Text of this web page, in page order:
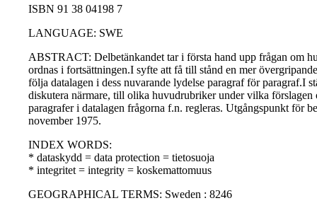
ISBN 91 38 04198 7
LANGUAGE: SWE
ABSTRACT: Delbetänkandet tar i första hand upp frågan om
ordnas i fortsättningen.I syfte att få till stånd en mer
följa datalagen i dess nuvarande lydelse paragraf för paragraf.I
diskutera närmare, till olika huvudrubriker under vilka
paragrafer i datalagen frågorna f.n. regleras. Utgångspunkt för
november 1975.
INDEX WORDS:
* dataskydd = data protection = tietosuoja
* integritet = integrity = koskemattomuus
GEOGRAPHICAL TERMS: Sweden : 8246